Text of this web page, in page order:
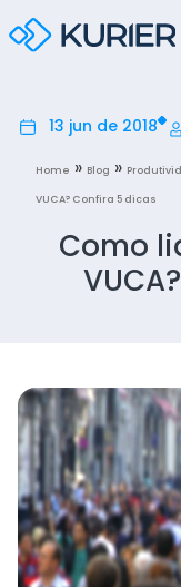
13 jun de 2018
Home » Blog »
VUCA? Confira 5 dicas
Como